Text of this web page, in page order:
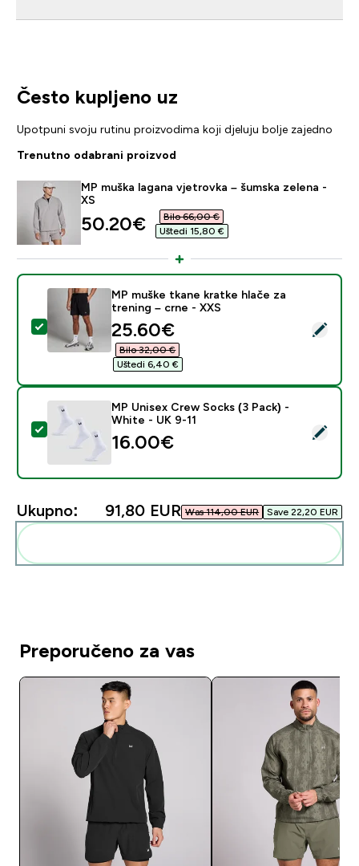
Često kupljeno uz
Upotpuni svoju rutinu proizvodima koji djeluju bolje zajedno
Trenutno odabrani proizvod
MP muška lagana vjetrovka – šumska zelena -
XS
discounted price
50.20€‎
Bilo 66,00 €‎
Uštedi 15,80 €‎
Odaberi ovaj proizvod - MP muške tkane kratke hlače
MP muške tkane kratke hlače za
trening – crne - XXS
discounted price
25.60€‎
Bilo 32,00 €‎
Uštedi 6,40 €‎
Odaberi ovaj proizvod - MP Unisex Crew Socks (3
MP Unisex Crew Socks (3 Pack) -
White - UK 9-11
16.00€‎
Ukupno: 91,80 EUR‎ Was 114,00 EUR‎ Save 22,20 EUR‎
Preporučeno za vas